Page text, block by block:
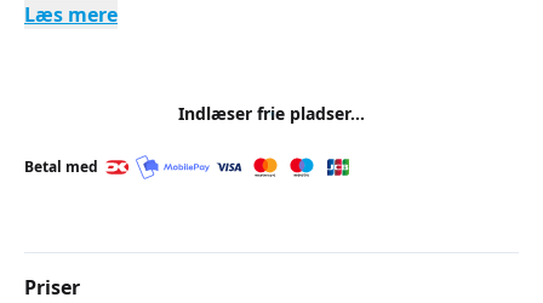
Læs mere
Indlæser frie pladser...
Betal med
Priser